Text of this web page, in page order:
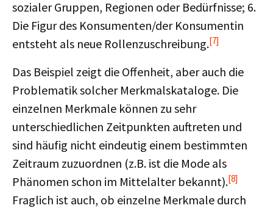
sozialer Gruppen, Regionen oder Bedürfnisse; 6.
Die Figur des Konsumenten/der Konsumentin
entsteht als neue Rollenzuschreibung.[7]
Das Beispiel zeigt die Offenheit, aber auch die
Problematik solcher Merkmalskataloge. Die
einzelnen Merkmale können zu sehr
unterschiedlichen Zeitpunkten auftreten und
sind häufig nicht eindeutig einem bestimmten
Zeitraum zuzuordnen (z.B. ist die Mode als
Phänomen schon im Mittelalter bekannt).[8]
Fraglich ist auch, ob einzelne Merkmale durch